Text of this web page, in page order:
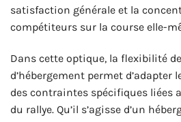
satisfaction générale et la
compétiteurs sur la course elle-
Dans cette optique, la flexibilité
d’hébergement permet d’adapter
des contraintes spécifiques liées
du rallye. Qu’il s’agisse d’un